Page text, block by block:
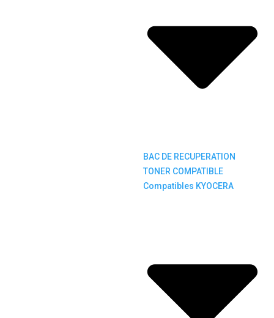
BAC DE RECUPERATION
TONER COMPATIBLE
Compatibles KYOCERA